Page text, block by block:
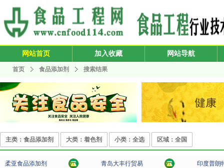
网站首页 加入收藏 网站导航
首页 食品添加剂 搜索结果
主类：食品添加剂 大类：着色剂 小类：全选 区域：全国
柔亚食品添加剂 青岛大丰行贸易 印度普朗